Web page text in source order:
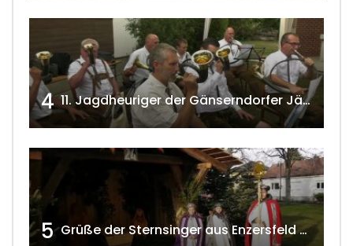
4 11. Jagdheuriger der Gänserndorfer Jäger 2020 w4tv166
5 Grüße der Sternsinger aus Enzersfeld – Klein-Engersdorf 2021 w4tv169